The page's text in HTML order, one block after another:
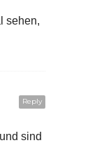
sehen,
Reply
sind